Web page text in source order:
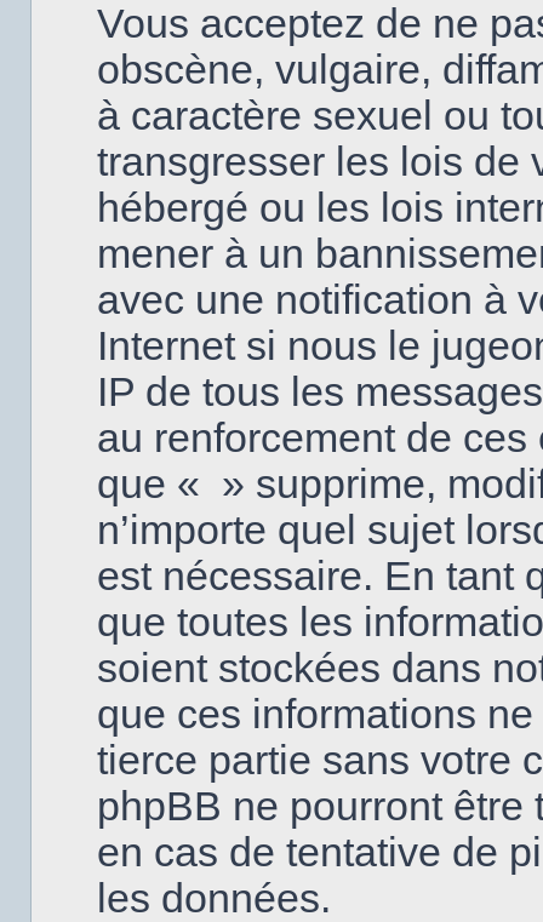
Vous acceptez de ne
obscène, vulgaire,
à caractère sexuel ou
transgresser les lois de
hébergé ou les lois
mener à un
avec une notification à
Internet si nous le
IP de tous les
au renforcement de
que « » supprime,
n’importe quel sujet
est nécessaire. En tant
que toutes les
soient stockées dans
que ces informations
tierce partie sans votre
phpBB ne pourront
en cas de tentative de
les données.